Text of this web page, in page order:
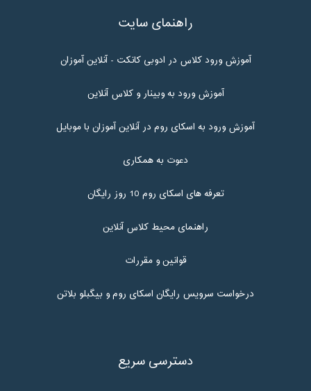
راهنمای سایت
آموزش ورود کلاس در ادوبی کانکت - آنلاین آموزان
آموزش ورود به وبینار و کلاس آنلاین
آموزش ورود به اسکای روم در آنلاین آموزان با موبایل
دعوت به همکاری
تعرفه های اسکای روم 10 روز رایگان
راهنمای محیط کلاس آنلاین
قوانین و مقررات
درخواست سرویس رایگان اسکای روم و بیگبلو بلاتن
دسترسی سریع